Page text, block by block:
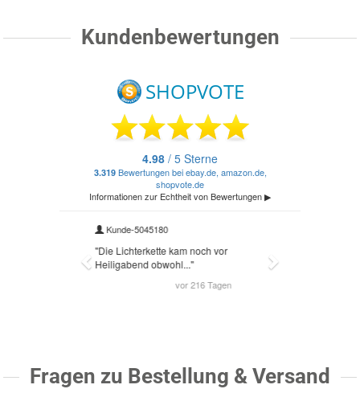
Kundenbewertungen
Fragen zu Bestellung & Versand